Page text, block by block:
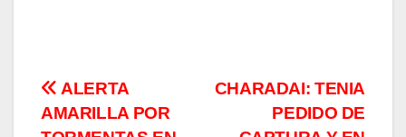
Navegación
CHARADAI: TENIA
PEDIDO DE
ALERTA
AMARILLA POR